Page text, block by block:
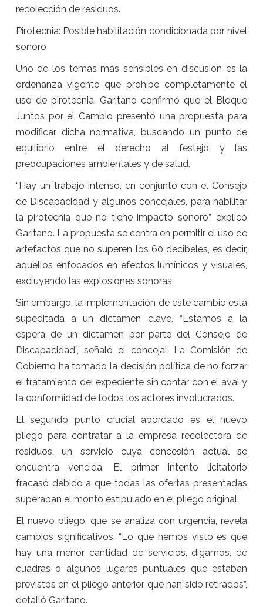
recolección de residuos.
Pirotecnia: Posible habilitación condicionada por nivel
sonoro
Uno de los temas más sensibles en discusión es la
ordenanza vigente que prohíbe completamente el
uso de pirotecnia. Garitano confirmó que el Bloque
Juntos por el Cambio presentó una propuesta para
modificar dicha normativa, buscando un punto de
equilibrio entre el derecho al festejo y las
preocupaciones ambientales y de salud.
“Hay un trabajo intenso, en conjunto con el Consejo
de Discapacidad y algunos concejales, para habilitar
la pirotecnia que no tiene impacto sonoro”, explicó
Garitano. La propuesta se centra en permitir el uso de
artefactos que no superen los 60 decibeles, es decir,
aquellos enfocados en efectos lumínicos y visuales,
excluyendo las explosiones sonoras.
Sin embargo, la implementación de este cambio está
supeditada a un dictamen clave. “Estamos a la
espera de un dictamen por parte del Consejo de
Discapacidad”, señaló el concejal. La Comisión de
Gobierno ha tomado la decisión política de no forzar
el tratamiento del expediente sin contar con el aval y
la conformidad de todos los actores involucrados.
El segundo punto crucial abordado es el nuevo
pliego para contratar a la empresa recolectora de
residuos, un servicio cuya concesión actual se
encuentra vencida. El primer intento licitatorio
fracasó debido a que todas las ofertas presentadas
superaban el monto estipulado en el pliego original.
El nuevo pliego, que se analiza con urgencia, revela
cambios significativos. “Lo que hemos visto es que
hay una menor cantidad de servicios, digamos, de
cuadras o algunos lugares puntuales que estaban
previstos en el pliego anterior que han sido retirados”,
detalló Garitano.